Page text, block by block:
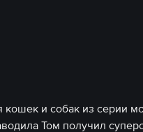
и собак из серии
Том получил